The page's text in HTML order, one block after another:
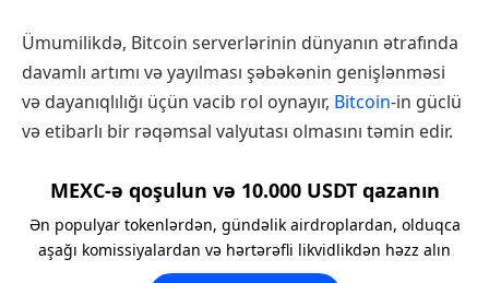
Ümumilikdə, Bitcoin serverlərinin dünyanın ətrafında
davamlı artımı və yayılması şəbəkənin genişlənməsi
və dayanıqlılığı üçün vacib rol oynayır, Bitcoin-in güclü
və etibarlı bir rəqəmsal valyutası olmasını təmin edir.
MEXC-ə qoşulun və 10.000 USDT qazanın
Ən populyar tokenlərdən, gündəlik airdroplardan, olduqca
aşağı komissiyalardan və hərtərəfli likvidlikdən həzz alın